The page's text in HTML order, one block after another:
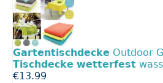
Gartentischdecke Outdoor
Tischdecke wetterfest
€13.99